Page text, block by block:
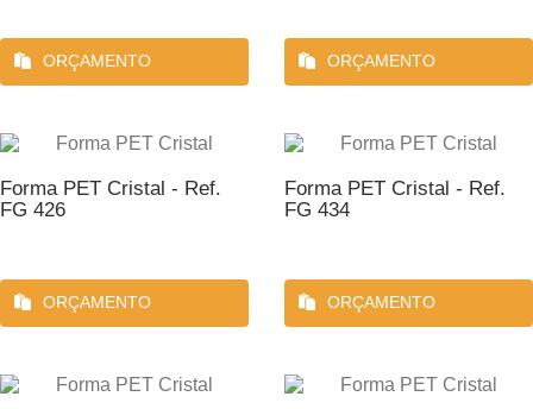
ORÇAMENTO ORÇAMENTO
Forma PET Cristal - Ref.
FG 426
ORÇAMENTO
Forma PET Cristal - Ref.
FG 434
ORÇAMENTO